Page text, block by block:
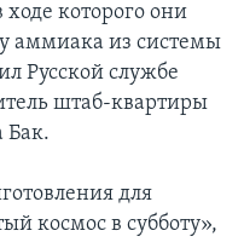
которого они
аммиака из системы
Русской службе
штаб-квартиры
Бак.
для
космос в субботу»,